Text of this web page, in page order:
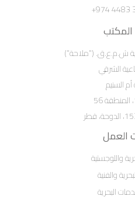
ش.م.ع.ق. ("ملاحة")
الشرقي
السنيم
العمل
واللوجستية
والفنية
البحرية